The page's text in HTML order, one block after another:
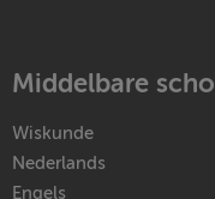
Middelbare
Wiskunde
Nederlands
Engels